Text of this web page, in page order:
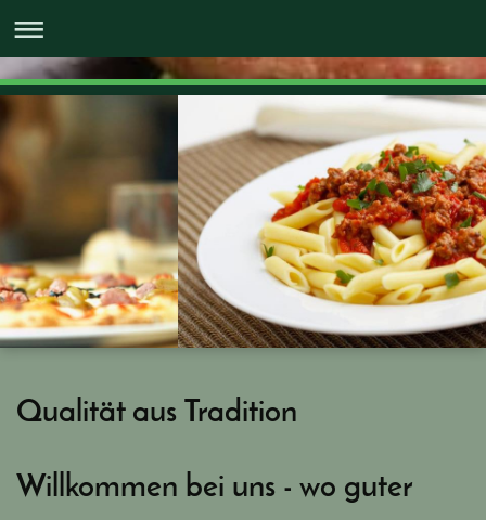
Qualität aus Tradition
Willkommen bei uns - wo guter